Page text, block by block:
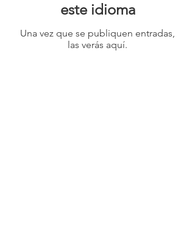
este idioma
Una vez que se publiquen entradas,
las verás aquí.